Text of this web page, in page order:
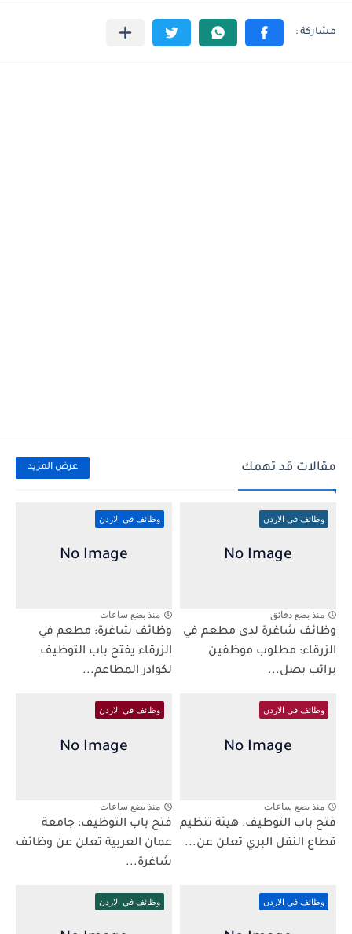
مقالات قد تهمك عرض المزيد
وظائف في الاردن
منذ بضع دقائق
وظائف شاغرة لدى مطعم في
الزرقاء: مطلوب موظفين
براتب يصل...
وظائف في الاردن
منذ بضع ساعات
وظائف شاغرة: مطعم في
الزرقاء يفتح باب التوظيف
لكوادر المطاعم...
وظائف في الاردن
منذ بضع ساعات
فتح باب التوظيف: هيئة تنظيم
قطاع النقل البري تعلن عن...
وظائف في الاردن
منذ بضع ساعات
فتح باب التوظيف: جامعة
عمان العربية تعلن عن وظائف
شاغرة...
وظائف في الاردن وظائف في الاردن